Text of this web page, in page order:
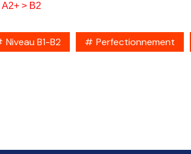
> B2
Niveau B1-B2 Perfectionnement